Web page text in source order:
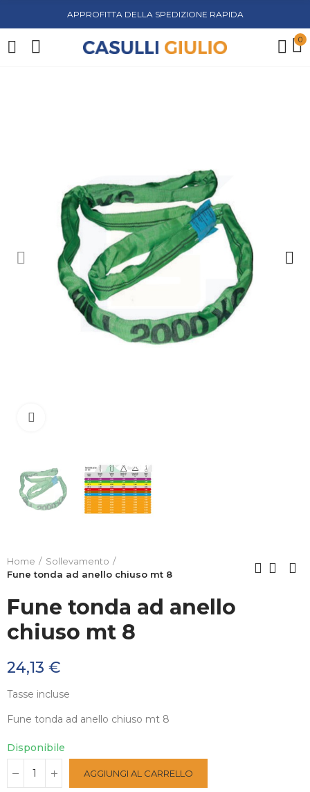
APPROFITTA DELLA SPEDIZIONE RAPIDA
0
Home
Sollevamento
Fune tonda ad anello chiuso mt 8
Fune tonda ad anello
chiuso mt 8
24,13 €
Tasse incluse
Fune tonda ad anello chiuso mt 8
Disponibile
AGGIUNGI AL CARRELLO